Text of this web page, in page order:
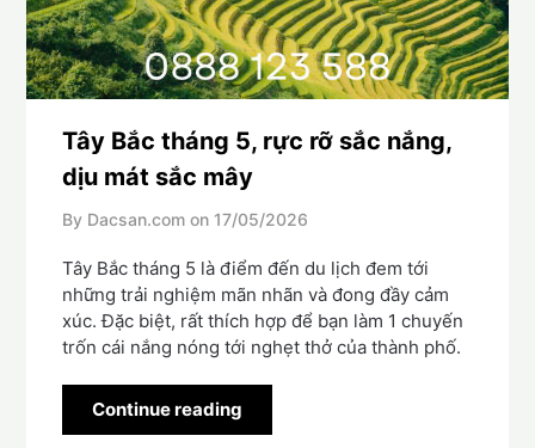
Tây Bắc tháng 5, rực rỡ sắc nắng,
dịu mát sắc mây
By Dacsan.com on 17/05/2026
Tây Bắc tháng 5 là điểm đến du lịch đem tới
những trải nghiệm mãn nhãn và đong đầy cảm
xúc. Đặc biệt, rất thích hợp để bạn làm 1 chuyến
trốn cái nắng nóng tới nghẹt thở của thành phố.
Continue reading